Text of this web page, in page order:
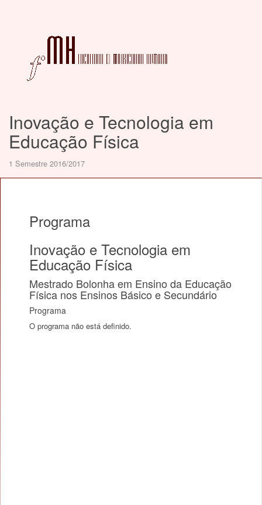
Inovação e Tecnologia em
Educação Física
1 Semestre 2016/2017
Programa
Inovação e Tecnologia em
Educação Física
Mestrado Bolonha em Ensino da Educação
Física nos Ensinos Básico e Secundário
Programa
O programa não está definido.